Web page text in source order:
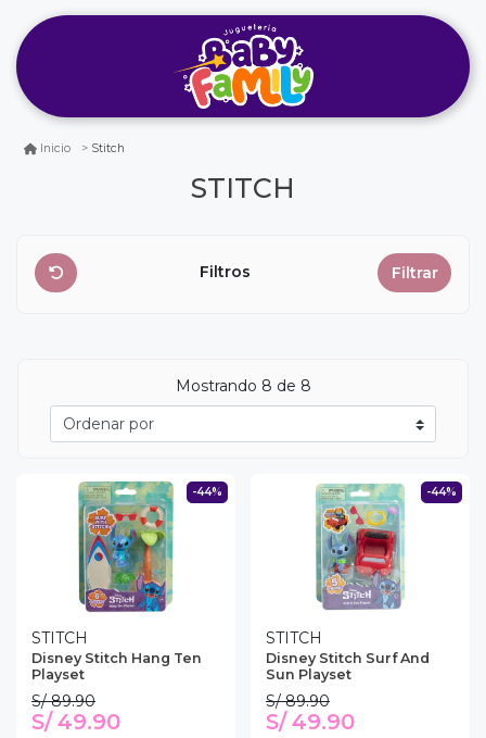
Inicio Stitch
STITCH
Filtros Filtrar
Mostrando 8 de 8
-44%
STITCH
Disney Stitch Hang Ten
Playset
S/ 89.90
S/ 49.90
-44%
STITCH
Disney Stitch Surf And
Sun Playset
S/ 89.90
S/ 49.90